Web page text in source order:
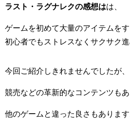
ラスト・ラグナレクの感想はは、
ゲームを初めて大量のアイテムを
初心者でもストレスなくサクサク
今回ご紹介しきれませんでしたが、
競売などの革新的なコンテンツもあ
他のゲームと違った良さもあります